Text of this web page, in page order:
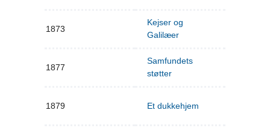
1873
Kejser og
Galilæer
1877
Samfundets
støtter
1879 Et dukkehjem